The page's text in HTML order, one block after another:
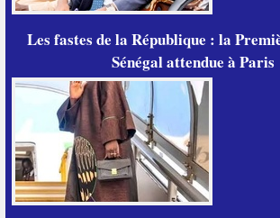
Les fastes de la République : la
Sénégal attendue à Paris